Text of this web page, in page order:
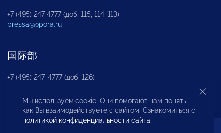
+7 (495) 247 4777 (доб. 115, 114, 113)
pressa@opora.ru
国际部
+7 (495) 247-4777 (доб. 126)
商投权益保护部
Мы используем cookie. Они помогают нам понять,
как Вы взаимодействуете с сайтом. Ознакомиться с
политикой конфиденциальности сайта.